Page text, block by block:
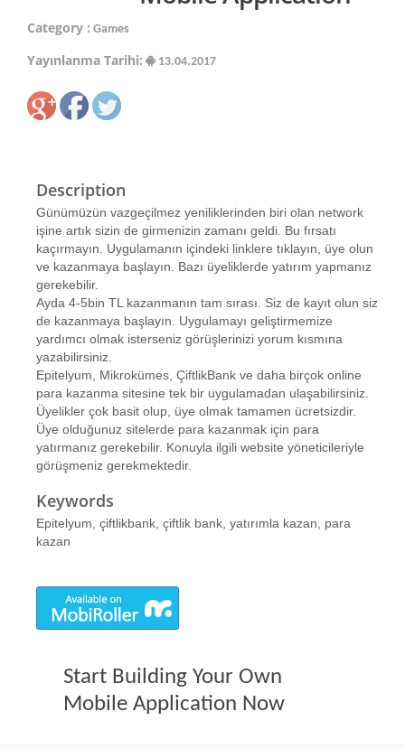
Category : Games
Yayınlanma Tarihi: 13.04.2017
Description
Günümüzün vazgeçilmez yeniliklerinden biri olan network
işine artık sizin de girmenizin zamanı geldi. Bu fırsatı
kaçırmayın. Uygulamanın içindeki linklere tıklayın, üye olun
ve kazanmaya başlayın. Bazı üyeliklerde yatırım yapmanız
gerekebilir.
Ayda 4-5bin TL kazanmanın tam sırası. Siz de kayıt olun siz
de kazanmaya başlayın. Uygulamayı geliştirmemize
yardımcı olmak isterseniz görüşlerinizi yorum kısmına
yazabilirsiniz.
Epitelyum, Mikrokümes, ÇiftlikBank ve daha birçok online
para kazanma sitesine tek bir uygulamadan ulaşabilirsiniz.
Üyelikler çok basit olup, üye olmak tamamen ücretsizdir.
Üye olduğunuz sitelerde para kazanmak için para
yatırmanız gerekebilir. Konuyla ilgili website yöneticileriyle
görüşmeniz gerekmektedir.
Keywords
Epitelyum, çiftlikbank, çiftlik bank, yatırımla kazan, para
kazan
Start Building Your Own
Mobile Application Now